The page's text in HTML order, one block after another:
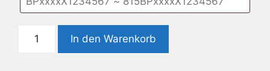
Code
In den Warenkorb